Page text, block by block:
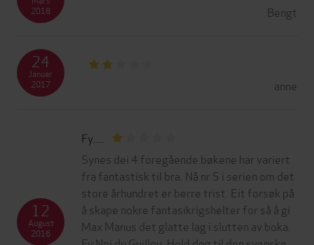
Bengt
2018
anne
24
Januar
2017
Fy....
Synes dei 4 foregående bøkene har variert
fra fantastisk til bra. Nå nr 5 i serien om det
store århundret er berre trist. Eit forsøk på
å skape nokre fantasikrigshelter for så å gi
Max Manus det glatte lag i slutten av boka.
12
August
2016